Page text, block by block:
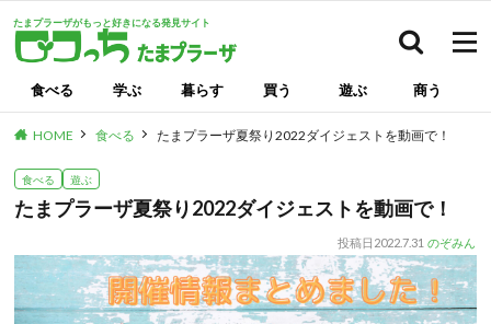
たまプラーザがもっと好きになる発見サイト
食べる 学ぶ 暮らす 買う 遊ぶ 商う
HOME 食べる たまプラーザ夏祭り2022ダイジェストを動画で！
食べる 遊ぶ
たまプラーザ夏祭り2022ダイジェストを動画で！
投稿日 2022.7.31 のぞみん